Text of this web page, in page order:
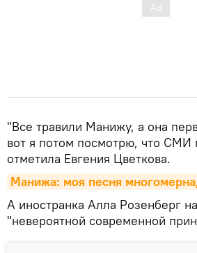
"Все травили Манижу, а она
вот я потом посмотрю, что СМИ
отметила Евгения Цветкова.
Манижа: моя песня
А иностранка Алла Розенберг
"невероятной современной